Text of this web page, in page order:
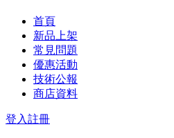
首頁
新品上架
常見問題
優惠活動
技術公報
商店資料
登入註冊